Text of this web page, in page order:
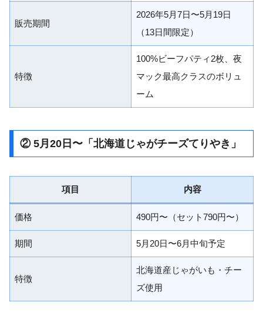
販売期間
2026年5月7日〜5月19日
（13日間限定）
特徴
100%ビーフパティ2枚、夜
マック最高クラスのボリュ
ーム
② 5月20日〜「北海道じゃがチーズてりやき」
項目 内容
価格 490円〜（セット790円〜）
期間 5月20日〜6月中旬予定
特徴
北海道産じゃがいも・チー
ズ使用